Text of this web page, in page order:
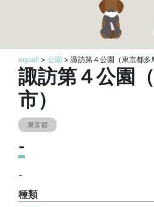
equall > 公園 > 諏訪第４公園（東京都多
諏訪第４公園
市）
東京都
-
-
種類